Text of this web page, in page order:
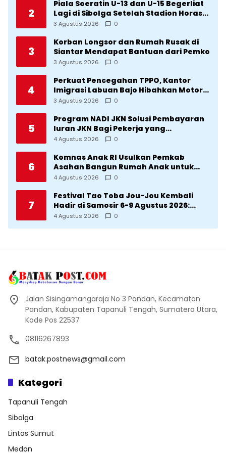
2
Piala Soeratin U-13 dan U-15 Begerliat
Lagi di Sibolga Setelah Stadion Horas
Direvitalisasi Wali Kota
3 Agustus 2026 0
3
Korban Longsor dan Rumah Rusak di
Siantar Mendapat Bantuan dari Pemko
3 Agustus 2026 0
4
Perkuat Pencegahan TPPO, Kantor
Imigrasi Labuan Bajo Hibahkan Motor
Operasional ke Lima Desa di
3 Agustus 2026 0
5
Program NADI JKN Solusi Pembayaran
Iuran JKN Bagi Pekerja yang
Penghasilannya Tidak Tetap
4 Agustus 2026 0
6
Komnas Anak RI Usulkan Pemkab
Asahan Bangun Rumah Anak untuk
Korban Kekerasan
4 Agustus 2026 0
7
Festival Tao Toba Jou-Jou Kembali
Hadir di Samosir 6-9 Agustus 2026:
Datang Saksikan Kemeriahan dan Raih
4 Agustus 2026 0
Jalan Sisingamangaraja No 3 Pandan, Kecamatan
Pandan, Kabupaten Tapanuli Tengah, Sumatera Utara,
Kode Pos 22537
08116267893
batak.postnews@gmail.com
Kategori
Tapanuli Tengah
Sibolga
Lintas Sumut
Medan